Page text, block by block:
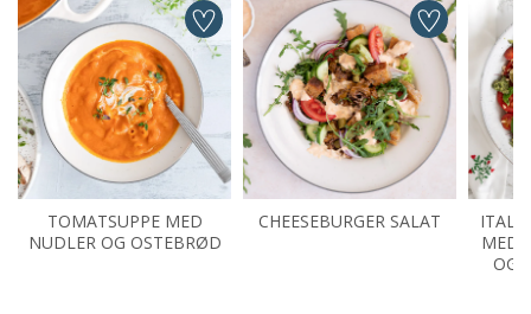
TOMATSUPPE MED
NUDLER OG OSTEBRØD
CHEESEBURGER SALAT
MED
OG